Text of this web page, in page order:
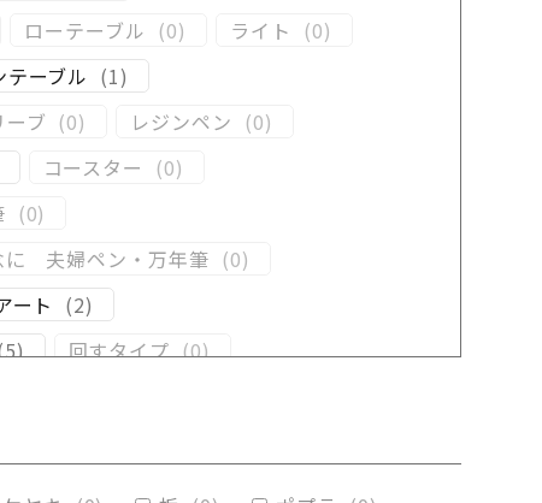
ローテーブル (0) ライト (0)
テーブル (1)
ーブ (0) レジンペン (0)
コースター (0)
(0)
に 夫婦ペン・万年筆 (0)
ート (2)
5) 回すタイプ (0)